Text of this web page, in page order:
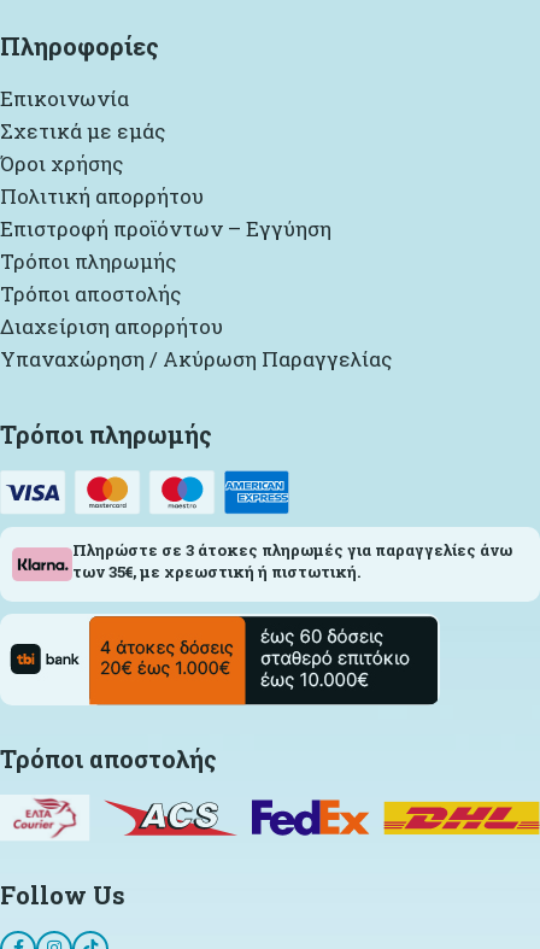
Πληροφορίες
Επικοινωνία
Σχετικά με εμάς
Όροι χρήσης
Πολιτική απορρήτου
Επιστροφή προϊόντων – Εγγύηση
Τρόποι πληρωμής
Τρόποι αποστολής
Διαχείριση απορρήτου
Υπαναχώρηση / Ακύρωση Παραγγελίας
Τρόποι πληρωμής
Πληρώστε σε 3 άτοκες πληρωμές για παραγγελίες άνω
των 35€, με χρεωστική ή πιστωτική.
Τρόποι αποστολής
Follow Us